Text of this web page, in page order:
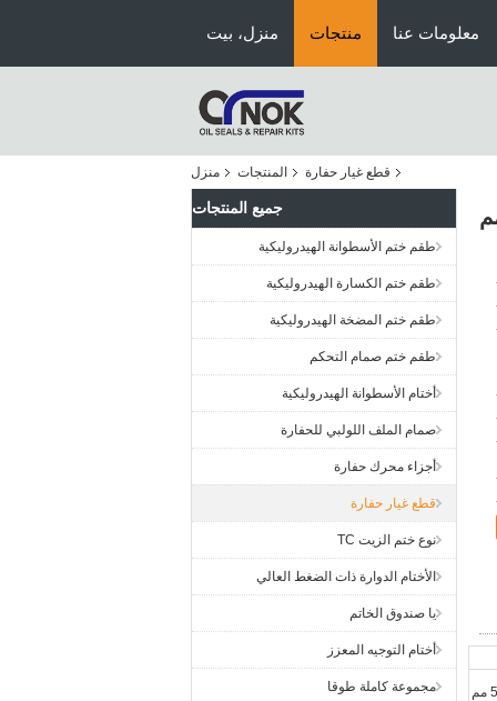
منزل، بيت منتجات معلومات عنا
منزل المنتجات قطع غيار حفارة
جميع المنتجات
طقم ختم الأسطوانة الهيدروليكية
طقم ختم الكسارة الهيدروليكية
طقم ختم المضخة الهيدروليكية
طقم ختم صمام التحكم
أختام الأسطوانة الهيدروليكية
صمام الملف اللولبي للحفارة
أجزاء محرك حفارة
قطع غيار حفارة
نوع ختم الزيت TC
الأختام الدوارة ذات الضغط العالي
يا صندوق الخاتم
أختام التوجيه المعزز
مجموعة كاملة طوقا